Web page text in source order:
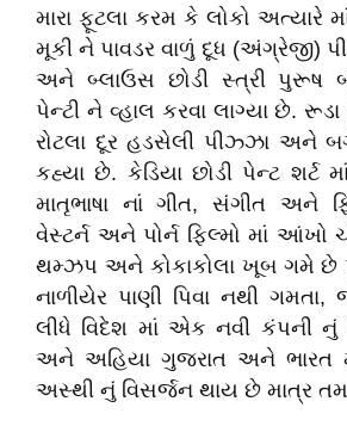
મારા ફૂટલા કરમ કે લોકો અત્યારે
મૂકી ને પાવડર વાળું દૂધ (અંગ્રેજી)
અને બ્લાઉસ છોડી સ્ત્રી પુરૂષ
પેન્ટી ને વ્હાલ કરવા લાગ્યા છે. રૂડા
રોટલા દૂર હડસેલી પીઝ્ઝા અને
કહ્યા છે. કેડિયા છોડી પેન્ટ શર્ટ
માતૃભાષા નાં ગીત, સંગીત અને
વેસ્ટર્ન અને પોર્ન ફિલ્મો માં આંખો
થમ્ઝપ અને કોકાકોલા ખૂબ ગમે છે
નાળીયેર પાણી પિવા નથી ગમતા,
લીધે વિદેશ માં એક નવી કંપની
અને અહિયા ગુજરાત અને ભારત
અસ્થી નું વિસર્જન થાય છે માત્ર